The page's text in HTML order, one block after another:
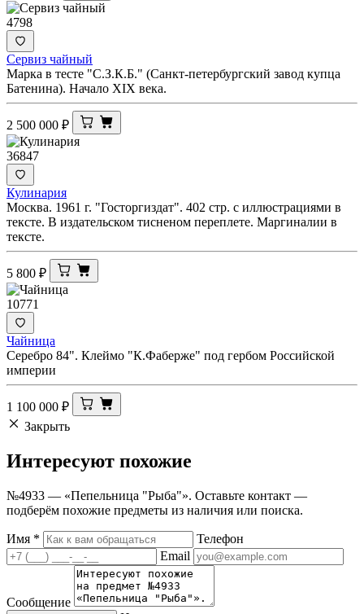
4798
Сервиз чайный
Марка в тесте "С.З.К.Б." (Санкт-петербургский завод купца
Батенина). Начало XIX века.
2 500 000 ₽
36847
Кулинария
Москва. 1961 г. "Госторгиздат". 402 стр. с иллюстрациями в
тексте. В издательском тисненом переплете. Маргиналии в
тексте.
5 800 ₽
10771
Чайница
Серебро 84". Клеймо "К.Фаберже" под гербом Российской
империи
1 100 000 ₽
Закрыть
Интересуют похожие
№4933 — «Пепельница "Рыба"». Оставьте контакт —
подберём похожие предметы из наличия или поиска.
Имя *
Телефон
Email
Сообщение